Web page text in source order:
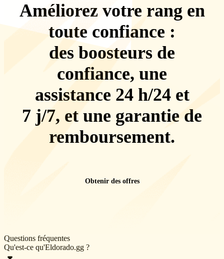
Améliorez votre rang en
toute confiance :
des boosteurs de
confiance, une
assistance 24 h/24 et
7 j/7, et une garantie de
remboursement.
Obtenir des offres
Questions fréquentes
Qu'est-ce qu'Eldorado.gg ?